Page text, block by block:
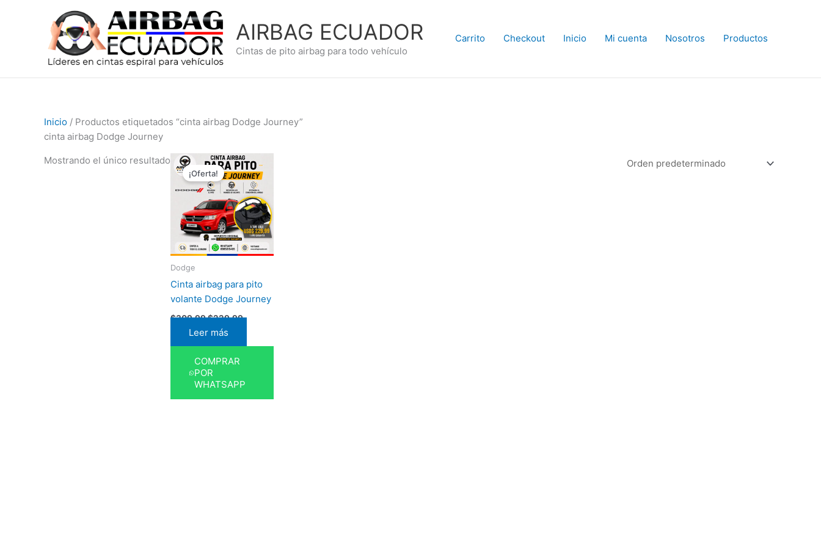
AIRBAG ECUADOR
Cintas de pito airbag para todo vehículo
Carrito Checkout Inicio Mi cuenta Nosotros Productos
Inicio / Productos etiquetados “cinta airbag Dodge Journey”
cinta airbag Dodge Journey
Mostrando el único resultado
¡Oferta!
Dodge
Cinta airbag para pito
volante Dodge Journey
$309,99
El
precio
original
era:
$309,99.
$229,99
El
precio
actual
es:
$229,99.
Leer más
COMPRAR
POR
WHATSAPP